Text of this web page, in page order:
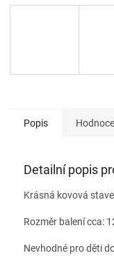
Popis
Detailní popis
Krásná kovová
Rozměr balení cca:
Nevhodné pro děti